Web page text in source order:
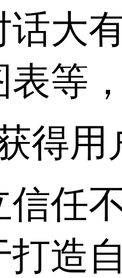
话大
表等
用
不
打造